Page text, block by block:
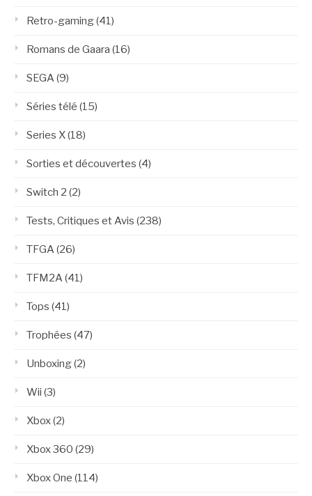
Retro-gaming(41)
Romans de Gaara (16)
SEGA(9)
Séries télé (15)
Series X(18)
Sorties et découvertes (4)
Switch 2 (2)
Tests, Critiques et Avis (238)
TFGA(26)
TFM2A(41)
Tops (41)
Trophées (47)
Unboxing(2)
Wii (3)
Xbox(2)
Xbox 360 (29)
Xbox One (114)